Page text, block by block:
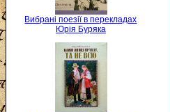
Вибрані поезії в перекладах
Юрія Буряка